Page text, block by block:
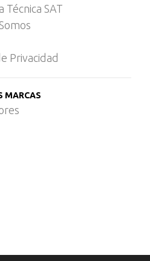
Técnica SAT
Privacidad
MARCAS